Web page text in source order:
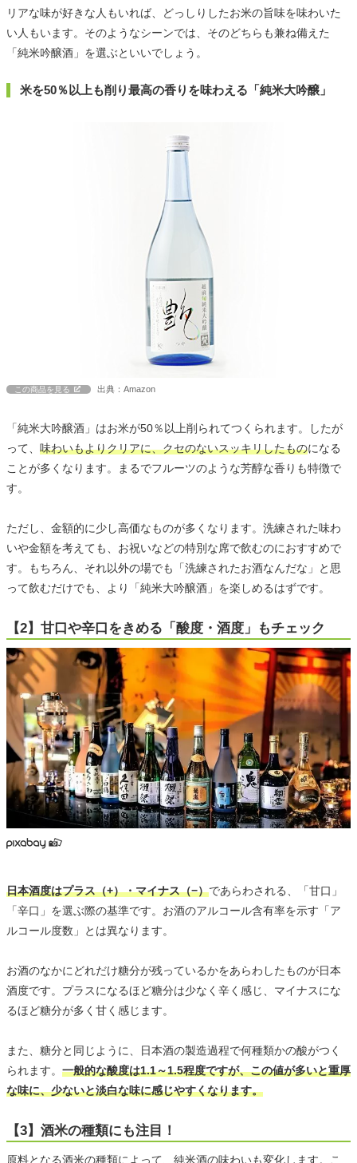
リアな味が好きな人もいれば、どっしりしたお米の旨味を味わいた
い人もいます。そのようなシーンでは、そのどちらも兼ね備えた
「純米吟醸酒」を選ぶといいでしょう。
米を50％以上も削り最高の香りを味わえる「純米大吟醸」
この商品を見る 出典：Amazon
「純米大吟醸酒」はお米が50％以上削られてつくられます。したが
って、 味わいもよりクリアに、クセのないスッキリしたものになる
ことが多くなります。まるでフルーツのような芳醇な香りも特徴で
す。
ただし、金額的に少し高価なものが多くなります。洗練された味わ
いや金額を考えても、お祝いなどの特別な席で飲むのにおすすめで
す。もちろん、それ以外の場でも「洗練されたお酒なんだな」と思
って飲むだけでも、より「純米大吟醸酒」を楽しめるはずです。
【2】甘口や辛口をきめる「酸度・酒度」もチェック
日本酒度はプラス（+）・マイナス（−）であらわされる、「甘口」
「辛口」を選ぶ際の基準です。お酒のアルコール含有率を示す「ア
ルコール度数」とは異なります。
お酒のなかにどれだけ糖分が残っているかをあらわしたものが日本
酒度です。プラスになるほど糖分は少なく辛く感じ、マイナスにな
るほど糖分が多く甘く感じます。
また、糖分と同じように、日本酒の製造過程で何種類かの酸がつく
られます。 一般的な酸度は1.1～1.5程度ですが、この値が多いと重厚
な味に、少ないと淡白な味に感じやすくなります。
【3】酒米の種類にも注目！
原料となる酒米の種類によって、純米酒の味わいも変化します。こ